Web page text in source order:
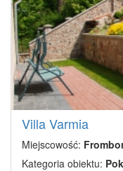
Villa Varmia
Miejscowość:
Kategoria obiektu: